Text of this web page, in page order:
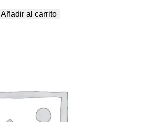
Añadir al carrito